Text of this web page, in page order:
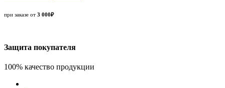
при заказе от 3 000₽
Защита покупателя
100% качество продукции